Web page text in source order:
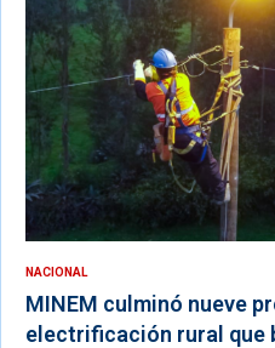
NACIONAL
MINEM culminó nueve
electrificación rural que